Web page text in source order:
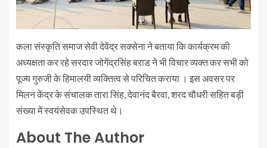
कला संस्कृति समाज सेवी देवेंद्र सक्सेना ने बताया कि कार्यक्रम की
अध्यक्षता कर रहे सरदार जोगेंद्रसिंह बराड ने भी विचार व्यक्त कर सभी को
पूज्य गुरुजी के हिमालयी व्यक्तित्व से परिचित कराया । इस अवसर पर
मिलन केंद्र के संचालक तारा सिंह, देवानंद बैरवा, शरद चौधरी सहित बड़ी
संख्या में स्वयंसेवक उपस्थित थे।
About The Author